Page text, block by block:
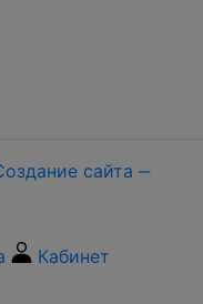
сайта ‒
Кабинет